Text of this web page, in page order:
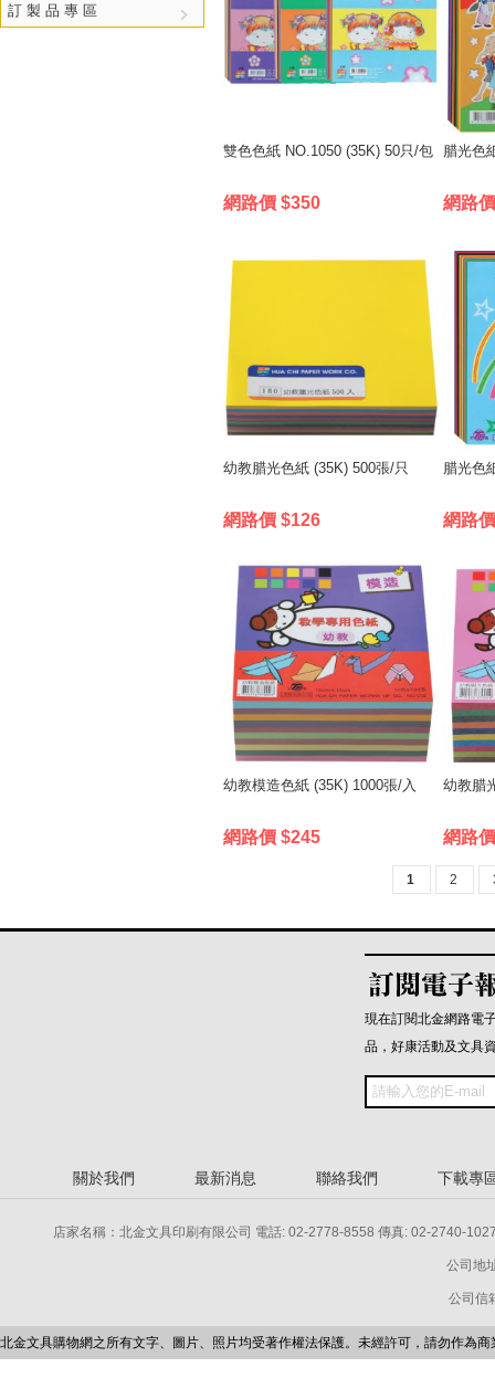
訂 製 品 專 區
雙色色紙 NO.1050 (35K) 50只/包
網路價 $350
腊光色
網路
幼教腊光色紙 (35K) 500張/只
網路價 $126
腊光色
網路
幼教模造色紙 (35K) 1000張/入
網路價 $245
幼教腊
網路
1 2
現在訂閱北金網路電
品，好康活動及文具
關於我們 最新消息 聯絡我們 下載專
店家名稱：北金文具印刷有限公司 電話: 02-2778-8558 傳真: 02-2740-
公司地
公司信
北金文具購物網之所有文字、圖片、照片均受著作權法保護。未經許可，請勿作為商